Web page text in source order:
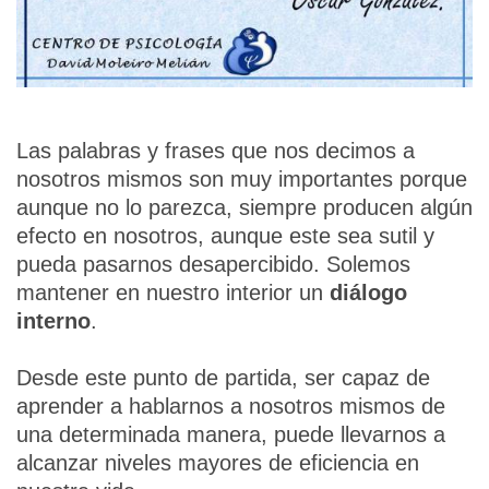
Las palabras y frases que nos decimos a
nosotros mismos son muy importantes porque
aunque no lo parezca, siempre producen algún
efecto en nosotros, aunque este sea sutil y
pueda pasarnos desapercibido. Solemos
mantener en nuestro interior un diálogo
interno.
Desde este punto de partida, ser capaz de
aprender a hablarnos a nosotros mismos de
una determinada manera, puede llevarnos a
alcanzar niveles mayores de eficiencia en